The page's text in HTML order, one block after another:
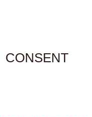
CONSENT